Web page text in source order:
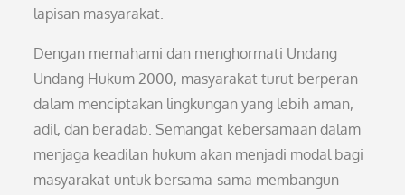
lapisan masyarakat.
Dengan memahami dan menghormati Undang
Undang Hukum 2000, masyarakat turut berperan
dalam menciptakan lingkungan yang lebih aman,
adil, dan beradab. Semangat kebersamaan dalam
menjaga keadilan hukum akan menjadi modal bagi
masyarakat untuk bersama-sama membangun